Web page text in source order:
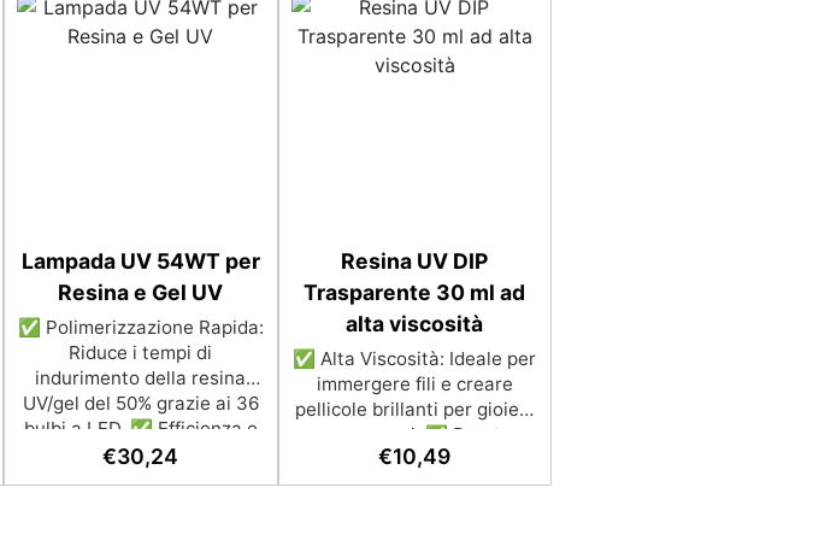
Lampada UV 54WT per
Resina e Gel UV
✅ Polimerizzazione Rapida:
Riduce i tempi di
indurimento della resina
UV/gel del 50% grazie ai 36
bulbi a LED. ✅ Efficienza e
Risparmio di Tempo: Evita
l’uso di una torcia UV,
€30,24
Resina UV DIP
Trasparente 30 ml ad
alta viscosità
✅ Alta Viscosità: Ideale per
immergere fili e creare
pellicole brillanti per gioielli
e accessori. ✅ Pronta
all'Uso: Non richiede
miscelazione, pronta per
€10,49